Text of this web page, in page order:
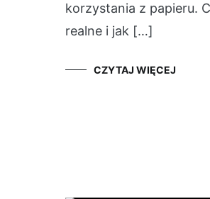
korzystania z papieru.
realne i jak […]
CZYTAJ WIĘCEJ